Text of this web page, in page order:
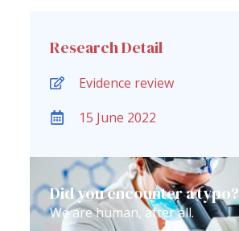
Research Detail
Evidence review
15 June 2022
Did you encounter a typo?
We are human, after all.